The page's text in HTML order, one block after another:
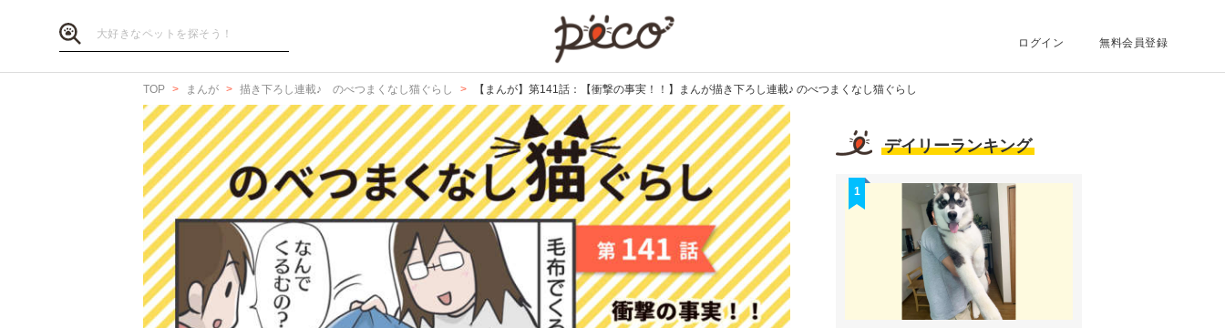
ログイン 無料会員登録
TOP まんが 描き下ろし連載♪ のべつまくなし猫ぐらし 【まんが】第141話：【衝撃の事実！！】まんが描き下ろし連載♪ のべつまくなし猫ぐらし
デイリーランキング
1